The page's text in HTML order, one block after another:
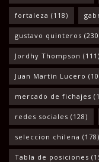
fortaleza (118)
gustavo quinteros
Jordhy Thompson (111)
Juan Martín Lucero
mercado de fichajes
redes sociales (128)
seleccion chilena (178)
Tabla de posiciones